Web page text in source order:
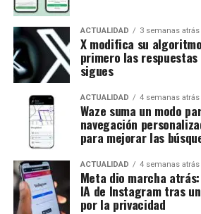
ACTUALIDAD 3 semanas atrás
X modifica su
primero las
sigues
ACTUALIDAD 4 semanas atrás
Waze suma un modo
navegación
para mejorar las
ACTUALIDAD 4 semanas atrás
Meta dio marcha
IA de Instagram tras
por la privacidad